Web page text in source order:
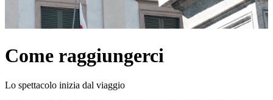
Come raggiungerci
Lo spettacolo inizia dal viaggio